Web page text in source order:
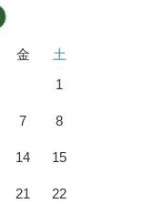
金
土
1
7 8
14 15
21 22